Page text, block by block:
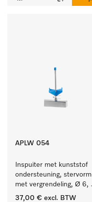
APLW 054
Inspuiter met kunststof
ondersteuning, stervorm
met vergrendeling, Ø 6,
lengte 135 mm.
37,00 € excl. BTW